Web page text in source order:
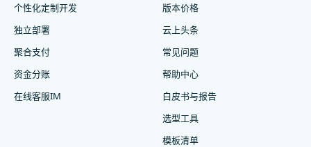
个性化定制开发
独立部署
聚合支付
资金分账
在线客服IM
版本价格
云上头条
常见问题
帮助中心
白皮书与报告
选型工具
模板清单